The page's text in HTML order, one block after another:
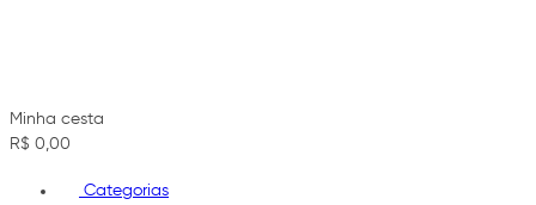
Minha cesta
R$ 0,00
Categorias